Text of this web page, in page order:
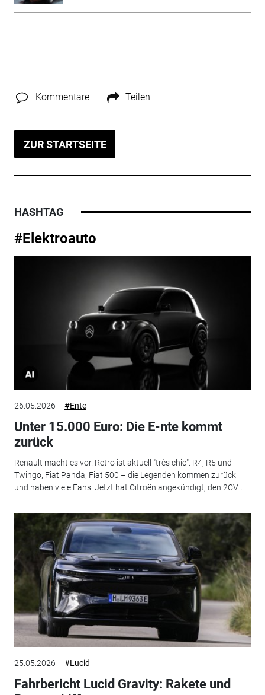
Kommentare Teilen
ZUR STARTSEITE
HASHTAG
#Elektroauto
26.05.2026 #Ente
Unter 15.000 Euro: Die E-nte kommt
zurück
Renault macht es vor. Retro ist aktuell "très chic". R4, R5 und
Twingo, Fiat Panda, Fiat 500 – die Legenden kommen zurück
und haben viele Fans. Jetzt hat Citroën angekündigt, den 2CV...
25.05.2026 #Lucid
Fahrbericht Lucid Gravity: Rakete und